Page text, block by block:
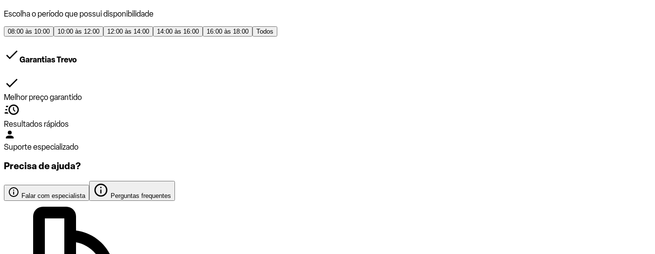
Escolha o período que possui disponibilidade
08:00 às 10:00 10:00 às 12:00 12:00 às 14:00 14:00 às 16:00 16:00 às 18:00 Todos
Garantias Trevo
Melhor preço garantido
Resultados rápidos
Suporte especializado
Precisa de ajuda?
Falar com especialista Perguntas frequentes